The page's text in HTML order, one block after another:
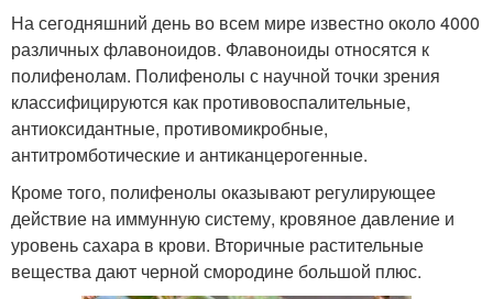
На сегодняшний день во всем мире известно около 4000
различных флавоноидов. Флавоноиды относятся к
полифенолам. Полифенолы с научной точки зрения
классифицируются как противовоспалительные,
антиоксидантные, противомикробные,
антитромботические и антиканцерогенные.
Кроме того, полифенолы оказывают регулирующее
действие на иммунную систему, кровяное давление и
уровень сахара в крови. Вторичные растительные
вещества дают черной смородине большой плюс.